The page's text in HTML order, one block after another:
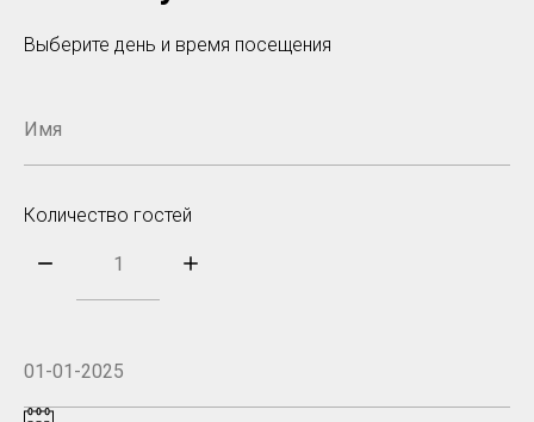
Выберите день и время посещения
Количество гостей